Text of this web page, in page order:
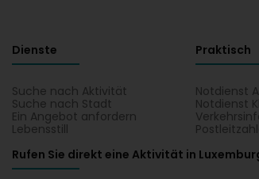
Dienste
Suche nach Aktivität
Suche nach Stadt
Ein Angebot anfordern
Lebensstill
Praktisch
Notdienst
Notdienst
Rufen Sie direkt eine Aktivität in